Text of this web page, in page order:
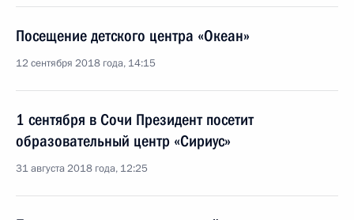
Посещение детского центра «Океан»
12 сентября 2018 года, 14:15
1 сентября в Сочи Президент посетит
образовательный центр «Сириус»
31 августа 2018 года, 12:25